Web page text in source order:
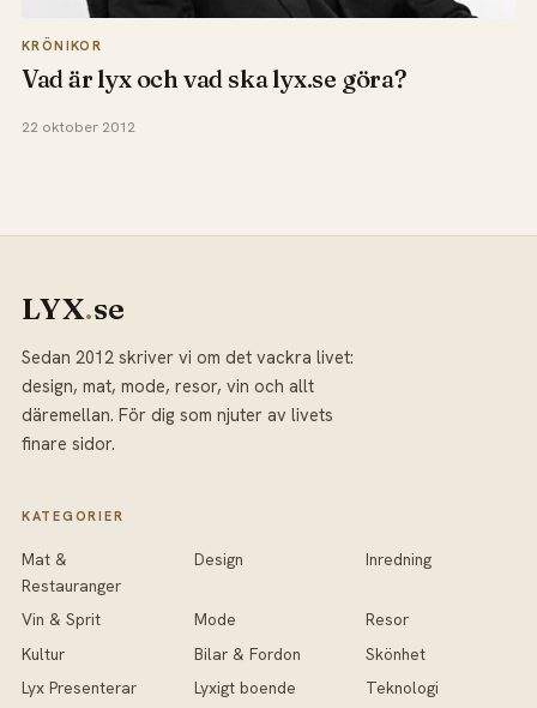
KRÖNIKOR
Vad är lyx och vad ska lyx.se göra?
22 oktober 2012
LYX.se
Sedan 2012 skriver vi om det vackra livet:
design, mat, mode, resor, vin och allt
däremellan. För dig som njuter av livets
finare sidor.
KATEGORIER
Mat &
Restauranger
Design Inredning
Vin & Sprit Mode
Resor
Kultur
Bilar & Fordon
Skönhet
Lyx Presenterar
Lyxigt boende Teknologi